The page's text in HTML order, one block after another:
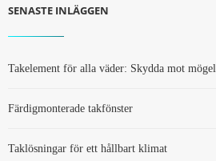
SENASTE INLÄGGEN
Takelement för alla väder: Skydda mot mögel
Färdigmonterade takfönster
Taklösningar för ett hållbart klimat